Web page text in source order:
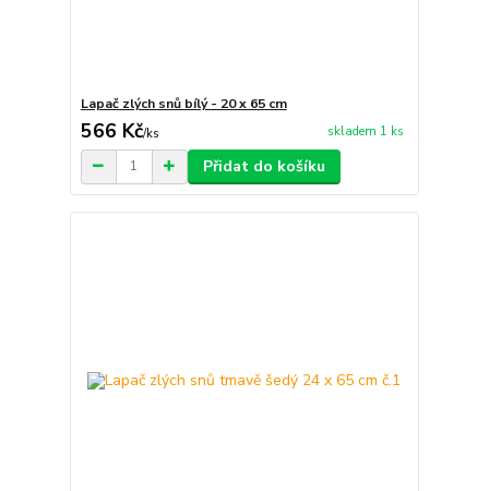
Lapač zlých snů bílý - 20 x 65 cm
566 Kč/ks skladem 1 ks
Přidat do košíku